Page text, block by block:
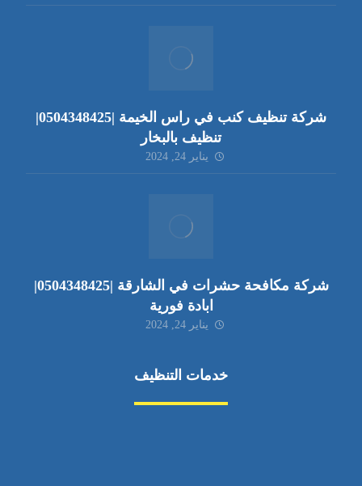
شركة تنظيف كنب في راس الخيمة |0504348425|
تنظيف بالبخار
يناير 24, 2024
شركة مكافحة حشرات في الشارقة |0504348425|
ابادة فورية
يناير 24, 2024
خدمات التنظيف